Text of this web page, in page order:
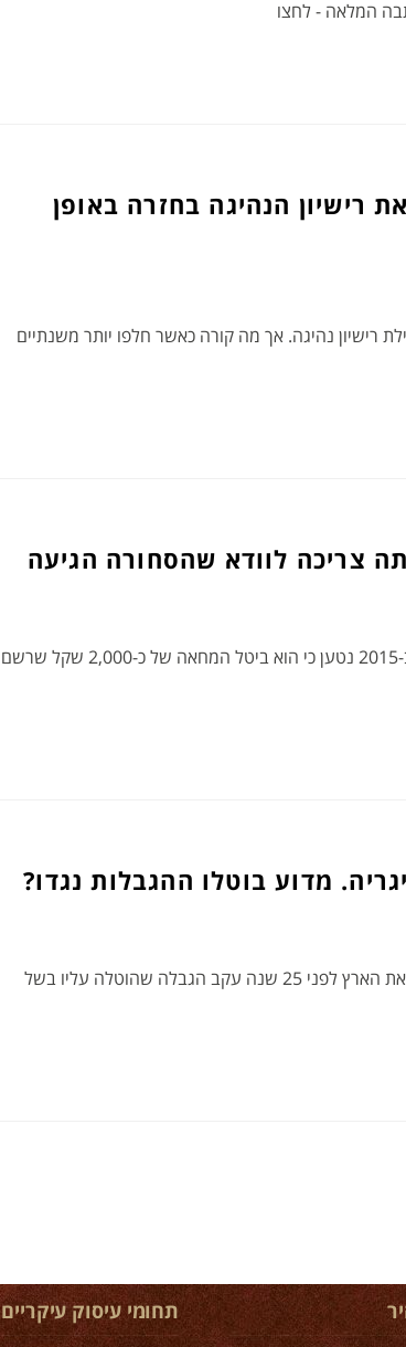
המלאה - לחצו
רישיון הנהיגה בחזרה באופן
רישיון נהיגה. אך מה קורה כאשר חלפו יותר משנתיים
צריכה לוודא שהסחורה הגיעה
בתביעה שהגישה חנות חשמל מהצפון נגד עורך דין ב-2015 נטען כי הוא ביטל המחאה של כ-2,000 שקל שרשם
מדוע בוטלו ההגבלות נגדו?
השגרירות סירבה לחדש את דרכונו של ישראלי שעזב את הארץ לפני 25 שנה עקב הגבלה שהוטלה עליו בשל
תחומי עיסוק עיקריים